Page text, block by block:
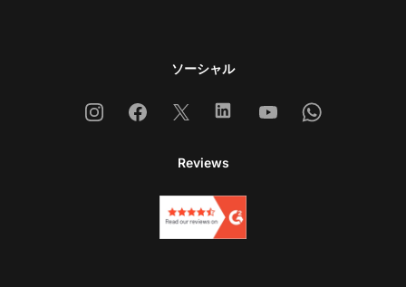
ソーシャル
InstagramFacebook
X LinkedinYoutubeWhatsapp
Reviews